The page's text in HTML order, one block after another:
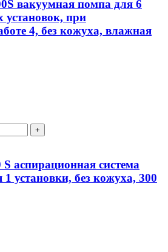
вакуумная помпа для 6
установок, при
4, без кожуха, влажная
+
аспирационная система
установки, без кожуха, 300